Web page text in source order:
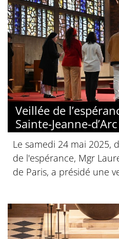
©
Veillée de
Sainte-Jeanne-d’Arc
Le samedi 24 mai 2025,
de l'espérance, Mgr
de Paris, a présidé une